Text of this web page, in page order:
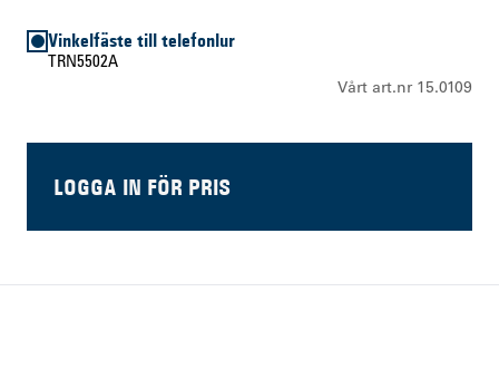
Vinkelfäste till telefonlur
TRN5502A
Vårt art.nr 15.0109
LOGGA IN FÖR PRIS